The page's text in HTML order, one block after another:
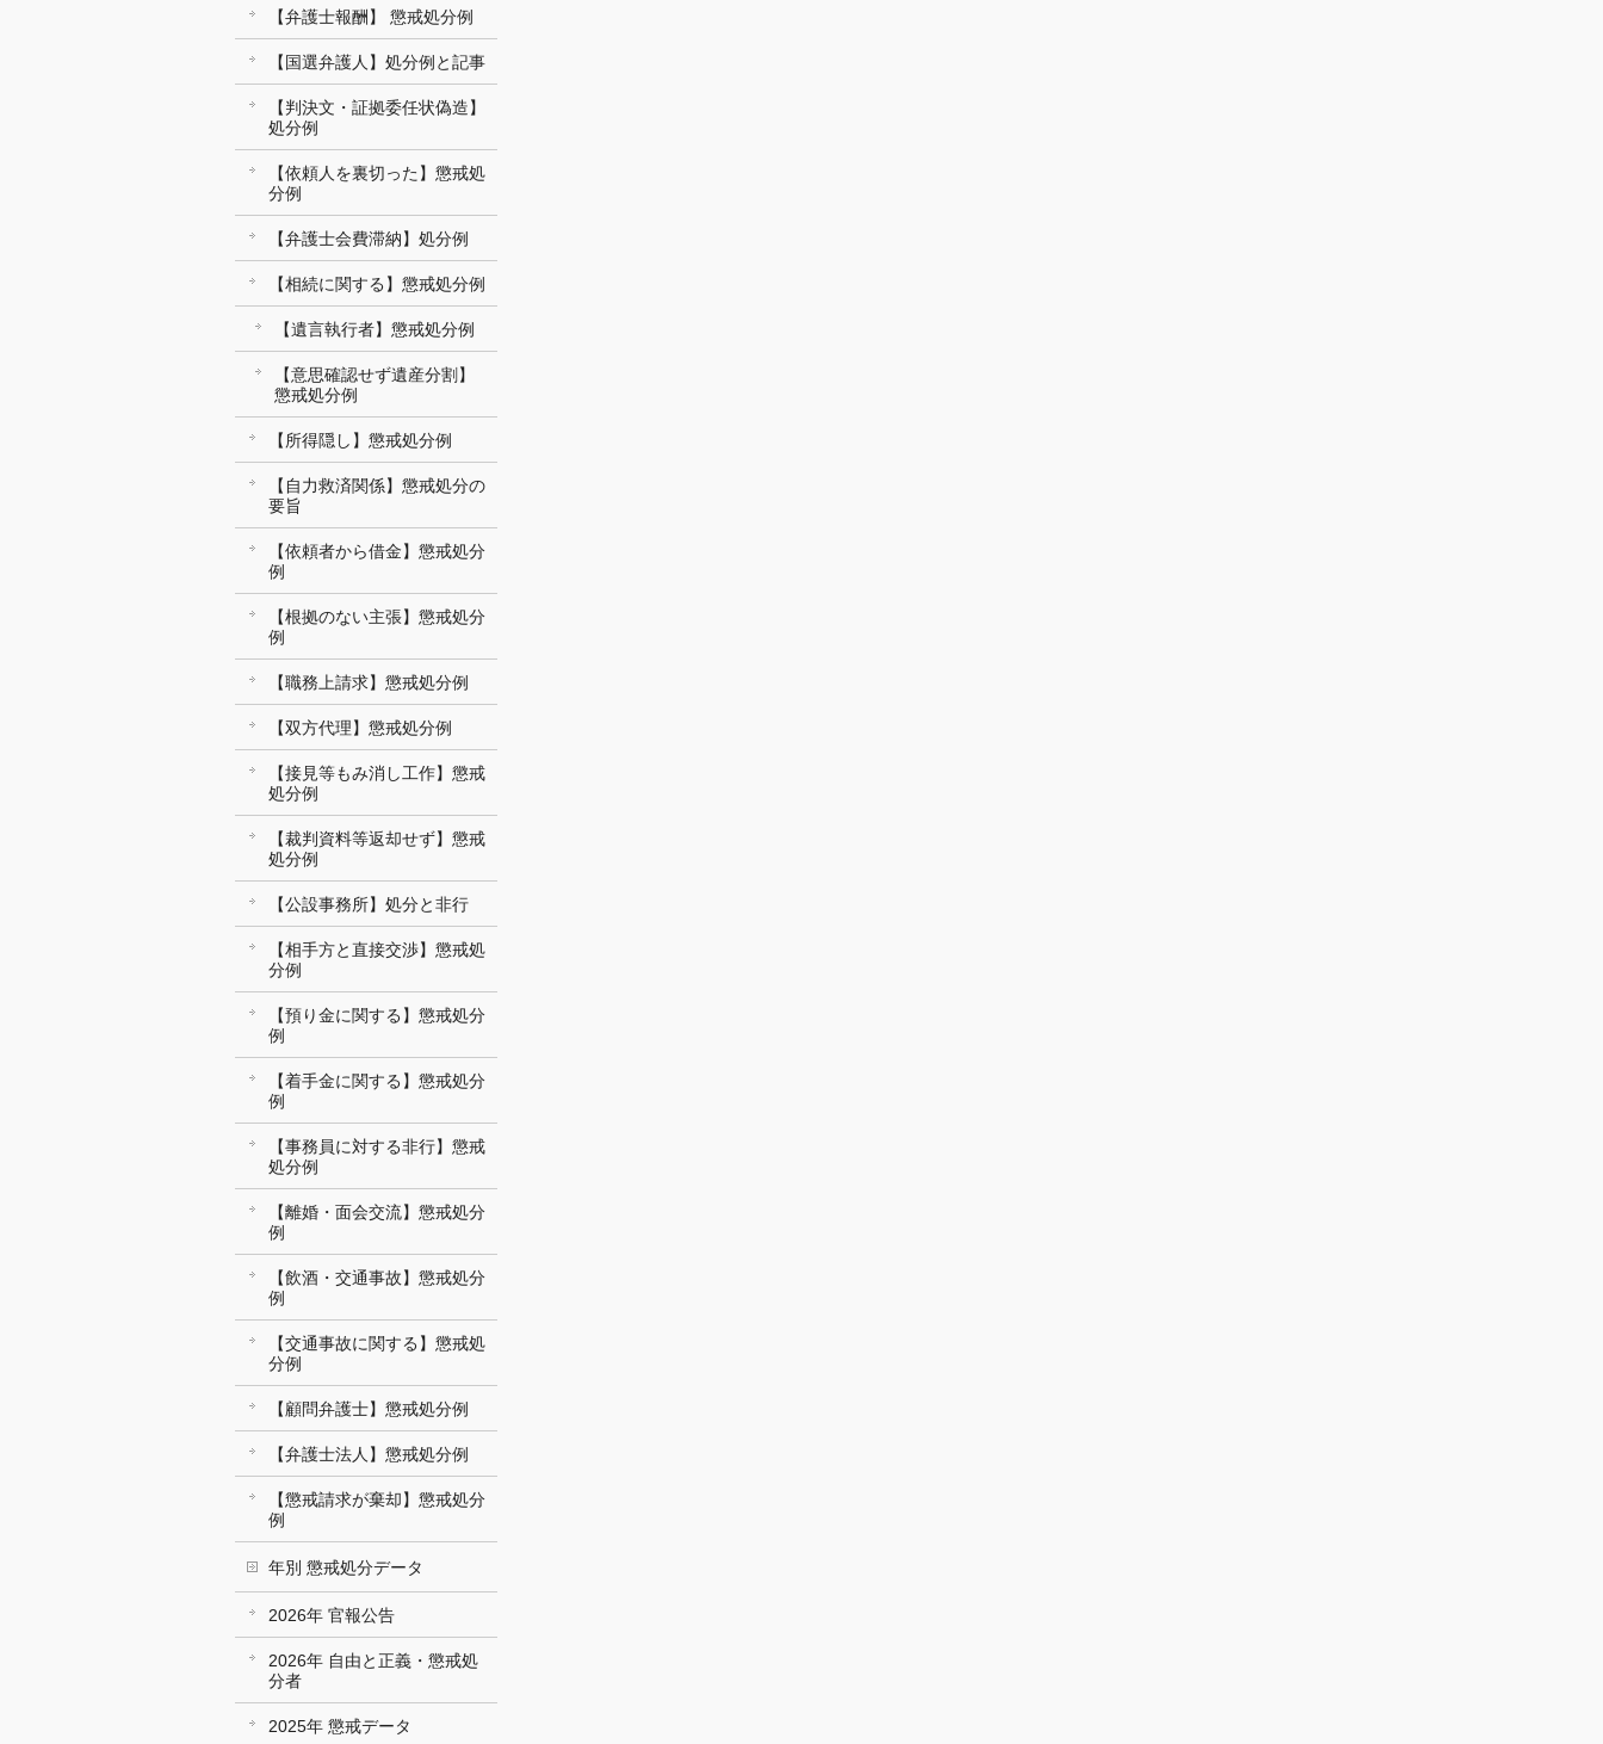
【弁護士報酬】 懲戒処分例
【国選弁護人】処分例と記事
【判決文・証拠委任状偽造】
処分例
【依頼人を裏切った】懲戒処
分例
【弁護士会費滞納】処分例
【相続に関する】懲戒処分例
【遺言執行者】懲戒処分例
【意思確認せず遺産分割】
懲戒処分例
【所得隠し】懲戒処分例
【自力救済関係】懲戒処分の
要旨
【依頼者から借金】懲戒処分
例
【根拠のない主張】懲戒処分
例
【職務上請求】懲戒処分例
【双方代理】懲戒処分例
【接見等もみ消し工作】懲戒
処分例
【裁判資料等返却せず】懲戒
処分例
【公設事務所】処分と非行
【相手方と直接交渉】懲戒処
分例
【預り金に関する】懲戒処分
例
【着手金に関する】懲戒処分
例
【事務員に対する非行】懲戒
処分例
【離婚・面会交流】懲戒処分
例
【飲酒・交通事故】懲戒処分
例
【交通事故に関する】懲戒処
分例
【顧問弁護士】懲戒処分例
【弁護士法人】懲戒処分例
【懲戒請求が棄却】懲戒処分
例
年別 懲戒処分データ
2026年 官報公告
2026年 自由と正義・懲戒処
分者
2025年 懲戒データ